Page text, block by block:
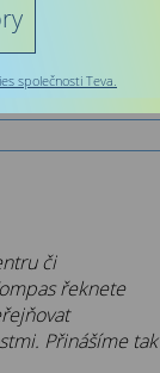
či
řeknete
Přinášíme tak
společnosti Teva.